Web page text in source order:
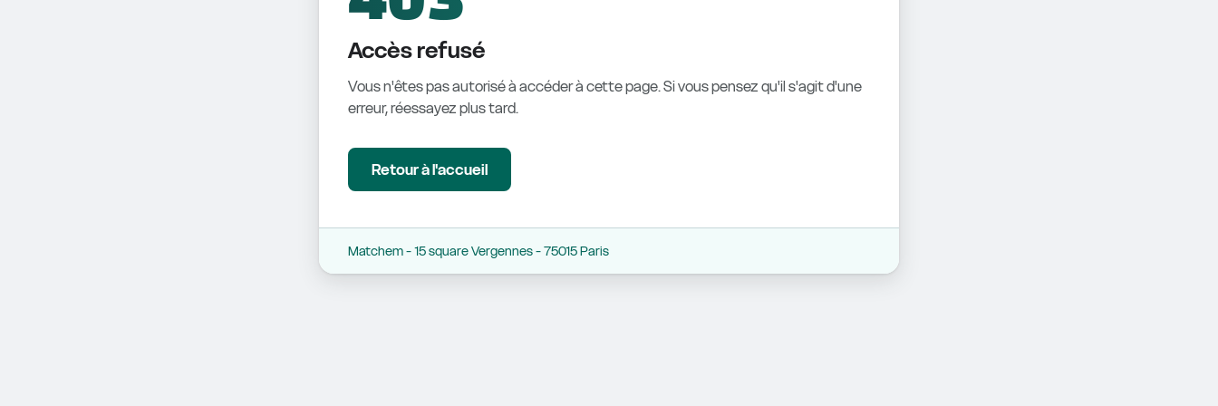
Accès refusé
Vous n'êtes pas autorisé à accéder à cette page. Si vous pensez qu'il s'agit d'une
erreur, réessayez plus tard.
Retour à l'accueil
Matchem - 15 square Vergennes - 75015 Paris